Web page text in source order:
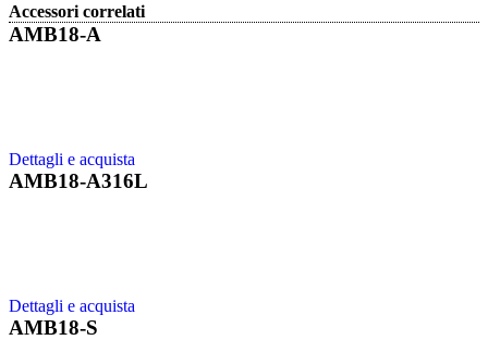
Accessori correlati
AMB18-A
Dettagli e acquista
AMB18-A316L
Dettagli e acquista
AMB18-S